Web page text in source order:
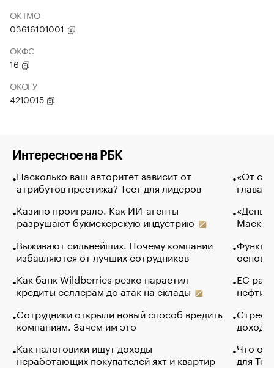
ОКТМО
03616101001
ОКФС
16
ОКОГУ
4210015
Интересное на РБК
Насколько ваш авторитет зависит от
атрибутов престижа? Тест для лидеров
Казино проиграло. Как ИИ-агенты
разрушают букмекерскую индустрию
Выживают сильнейших. Почему компании
избавляются от лучших сотрудников
Как банк Wildberries резко нарастил
кредиты селлерам до атак на склады
Сотрудники открыли новый способ вредить
компаниям. Зачем им это
Как налоговики ищут доходы
неработающих покупателей яхт и квартир
«От
глава
Маск в
основ
ЕС
нефти
Что
для